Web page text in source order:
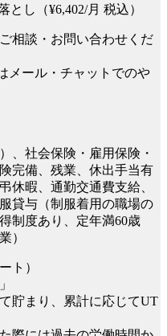
し（¥6,402/月 税込）
相談・お問い合わせくだ
メール・チャットでのや
、社会保険・雇用保険・
完備、残業、休出手当有
休暇、通勤交通費支給、
貸与（制服着用の職場の
制度あり、定年満60歳
）
ト）
貯まり、累計に応じてUT